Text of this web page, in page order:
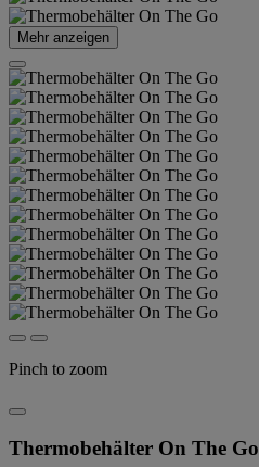
Mehr anzeigen
Pinch to zoom
Thermobehälter On The Go